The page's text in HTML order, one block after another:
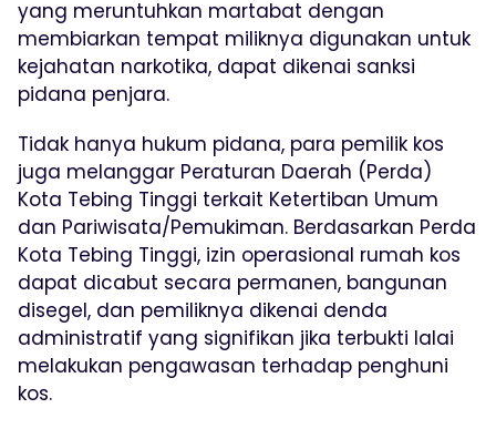
yang meruntuhkan martabat dengan
membiarkan tempat miliknya digunakan untuk
kejahatan narkotika, dapat dikenai sanksi
pidana penjara.
Tidak hanya hukum pidana, para pemilik kos
juga melanggar Peraturan Daerah (Perda)
Kota Tebing Tinggi terkait Ketertiban Umum
dan Pariwisata/Pemukiman. Berdasarkan Perda
Kota Tebing Tinggi, izin operasional rumah kos
dapat dicabut secara permanen, bangunan
disegel, dan pemiliknya dikenai denda
administratif yang signifikan jika terbukti lalai
melakukan pengawasan terhadap penghuni
kos.